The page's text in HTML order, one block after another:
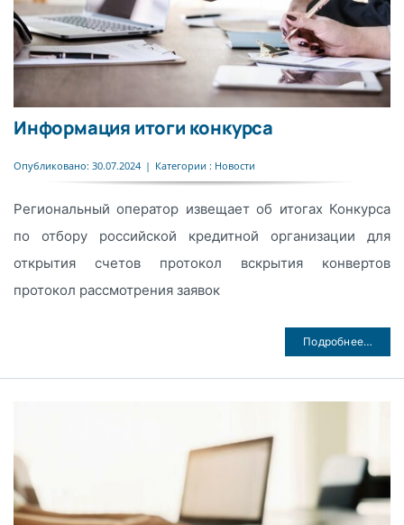
Информация итоги конкурса
Опубликовано: 30.07.2024 | Категории : Новости
Региональный оператор извещает об итогах Конкурса
по отбору российской кредитной организации для
открытия счетов протокол вскрытия конвертов
протокол рассмотрения заявок
Подробнее…